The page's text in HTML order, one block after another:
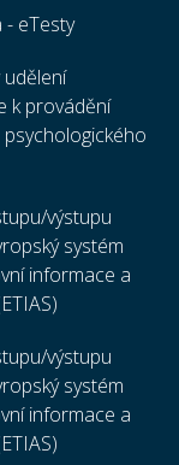
- eTesty
udělení
k provádění
výstupu
systém
informace a
výstupu
systém
informace a